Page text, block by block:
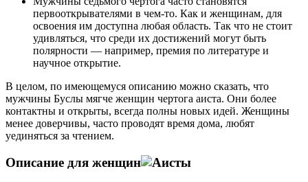
первооткрывателями в чем-то. Как и женщинам, для
освоения им доступна любая область. Так что не стоит
удивляться, что среди их достижений могут быть
полярности — например, премия по литературе и
научное открытие.
В целом, по имеющемуся описанию можно сказать, что
мужчины Буслы мягче женщин чертога аиста. Они более
контактны и открыты, всегда полны новых идей. Женщины
менее доверчивы, часто проводят время дома, любят
уединяться за чтением.
Описание для женщин